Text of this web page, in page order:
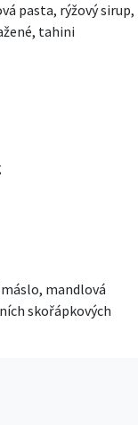
pasta, rýžový sirup,
tahini
mandlová
skořápkových